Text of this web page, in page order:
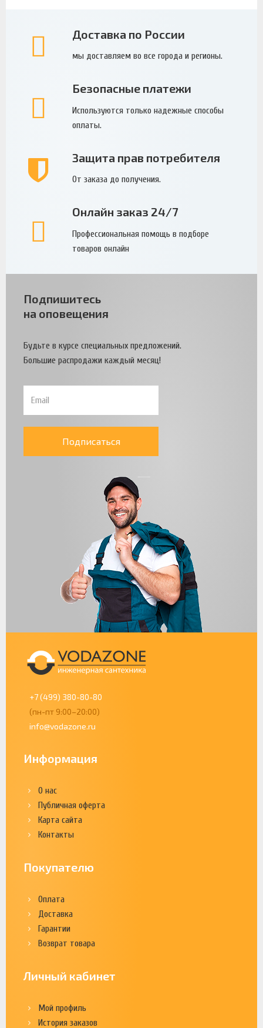
Доставка по России
мы доставляем во все города и регионы.
Безопасные платежи
Используются только надежные способы
оплаты.
Защита прав потребителя
От заказа до получения.
Онлайн заказ 24/7
Профессиональная помощь в подборе
товаров онлайн
Подпишитесь
на оповещения
Будьте в курсе специальных предложений.
Большие распродажи каждый месяц!
Подписаться
+7 (499) 380-80-80
(пн-пт 9:00–20:00)
info@vodazone.ru
Информация
О нас
Публичная оферта
Карта сайта
Контакты
Покупателю
Оплата
Доставка
Гарантии
Возврат товара
Личный кабинет
Мой профиль
История заказов